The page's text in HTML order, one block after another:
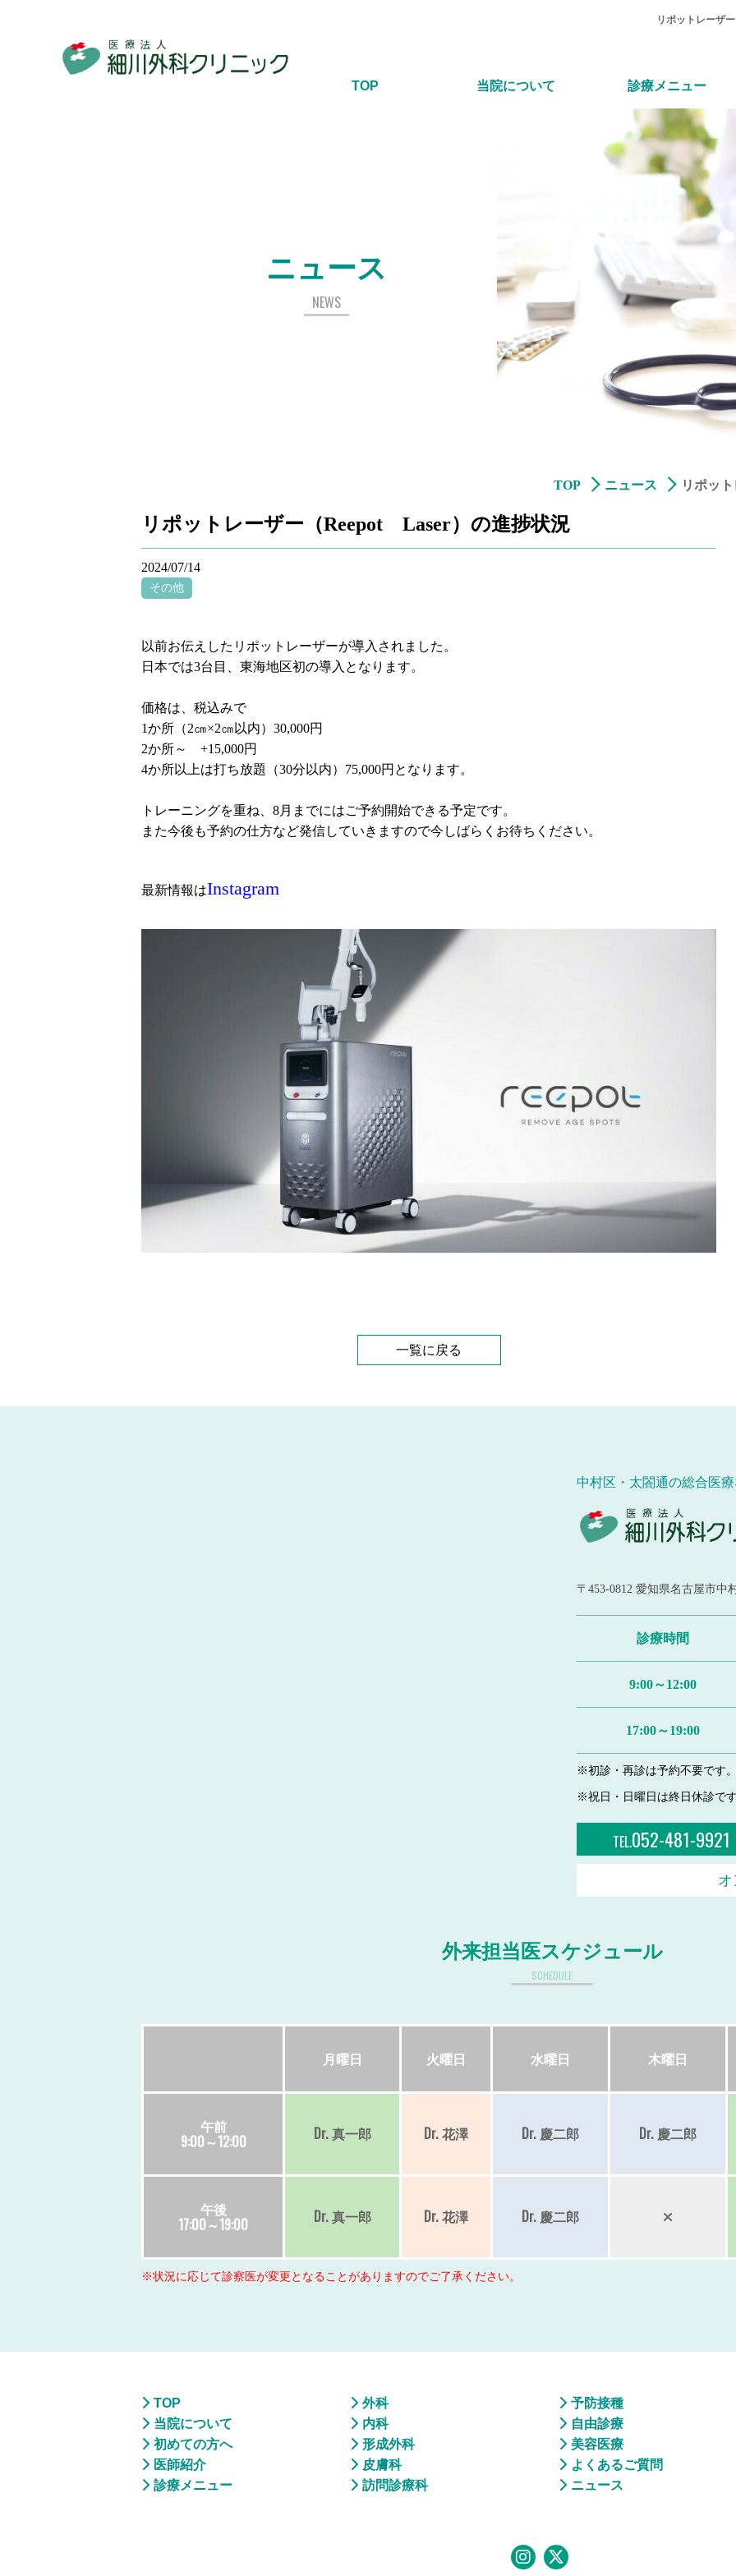
リポットレーザ
TOP 当院について 診療メニュー
ニュース
NEWS
TOP ニュース リポッ
リポットレーザー（Reepot Laser）の進捗状況
2024/07/14
その他
以前お伝えしたリポットレーザーが導入されました。
日本では3台目、東海地区初の導入となります。
価格は、税込みで
1か所（2㎝×2㎝以内）30,000円
2か所～ +15,000円
4か所以上は打ち放題（30分以内）75,000円となります。
トレーニングを重ね、8月までにはご予約開始できる予定です。
また今後も予約の仕方など発信していきますので今しばらくお待ちください。
最新情報はInstagram
一覧に戻る
中村区・太閤通の総合医療
〒453-0812 愛知県名古屋市中
診療時間
9:00～12:00
17:00～19:00
※初診・再診は予約不要です。
※祝日・日曜日は終日休診です
TEL.052-481-9921
外来担当医スケジュール
SCHEDULE
月曜日 火曜日 水曜日 木曜日
午前
9:00～12:00 Dr. 真一郎 Dr. 花澤 Dr. 慶二郎 Dr. 慶二郎
午後
17:00～19:00 Dr. 真一郎 Dr. 花澤 Dr. 慶二郎
※状況に応じて診察医が変更となることがありますのでご了承ください。
TOP
当院について
初めての方へ
医師紹介
診療メニュー
外科
内科
形成外科
皮膚科
訪問診療科
予防接種
自由診療
美容医療
よくあるご質問
ニュース